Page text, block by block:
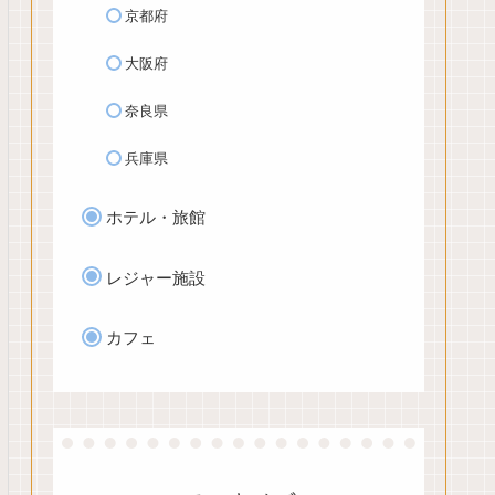
京都府
大阪府
奈良県
兵庫県
ホテル・旅館
レジャー施設
カフェ